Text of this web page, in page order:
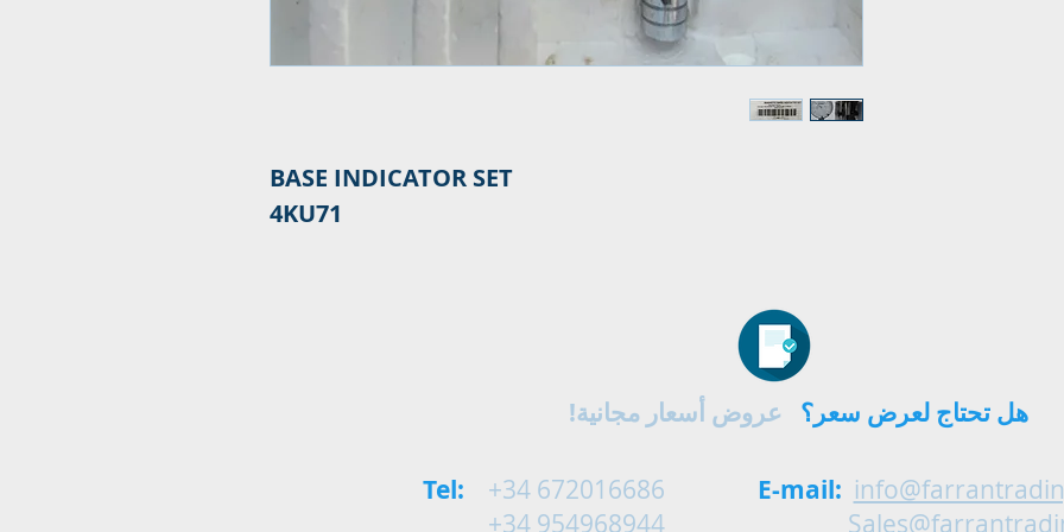
4KU71
Tel:
+34 672016686
+34 954968944
هل تحتاج لعرض سعر؟ عروض أسعار مجانية!
E-mail: